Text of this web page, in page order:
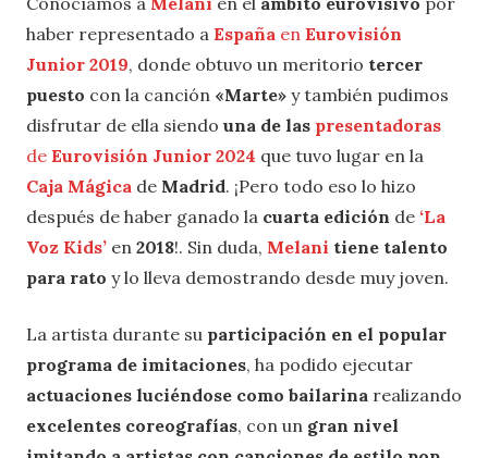
haber representado a España en Eurovisión
Junior 2019, donde obtuvo un meritorio tercer
puesto con la canción «Marte» y también pudimos
disfrutar de ella siendo una de las presentadoras
de Eurovisión Junior 2024 que tuvo lugar en la
Caja Mágica de Madrid. ¡Pero todo eso lo hizo
después de haber ganado la cuarta edición de ‘La
Voz Kids’ en 2018!. Sin duda, Melani tiene talento
para rato y lo lleva demostrando desde muy joven.
La artista durante su participación en el popular
programa de imitaciones, ha podido ejecutar
actuaciones luciéndose como bailarina realizando
excelentes coreografías, con un gran nivel